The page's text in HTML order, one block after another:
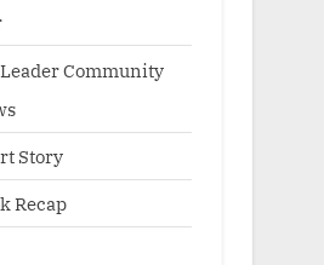
Community
Story
Recap